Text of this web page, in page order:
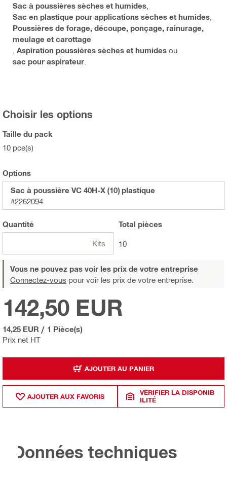
Sac à poussières sèches et humides
Sac en plastique pour applications sèches et humides
Poussières de forage, découpe, ponçage, rainurage,
meulage et carottage
Aspiration poussières sèches et humides ou
sac pour aspirateur
Choisir les options
Taille du pack
10 pce(s)
Options
Sac à poussière VC 40H-X (10) plastique
#2262094
Quantité
Kits
Total pièces
10
Vous ne pouvez pas voir les prix de votre entreprise
Connectez-vous pour voir les prix de votre entreprise.
Prix net HT
142,50 EUR
14,25 EUR / 1 Pièce(s)
AJOUTER AU PANIER
AJOUTER AUX FAVORIS
VÉRIFIER LA DISPONIB
ILITÉ
Données techniques